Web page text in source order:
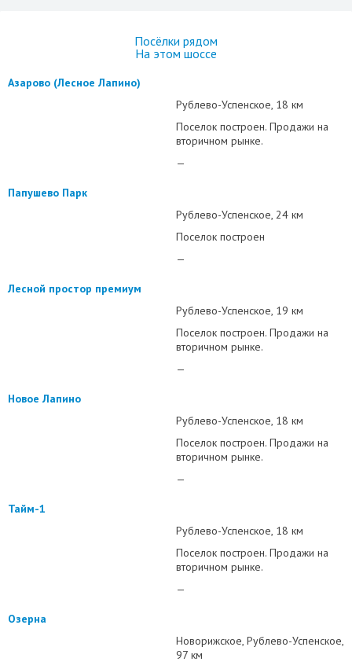
Посёлки рядом
На этом шоссе
Азарово (Лесное Лапино)
Рублево-Успенское 18 км
Поселок построен. Продажи на
вторичном рынке.
—
Папушево Парк
Рублево-Успенское 24 км
Поселок построен
—
Лесной простор премиум
Рублево-Успенское 19 км
Поселок построен. Продажи на
вторичном рынке.
—
Новое Лапино
Рублево-Успенское 18 км
Поселок построен. Продажи на
вторичном рынке.
—
Тайм-1
Рублево-Успенское 18 км
Поселок построен. Продажи на
вторичном рынке.
—
Озерна
Новорижское Рублево-Успенское
97 км